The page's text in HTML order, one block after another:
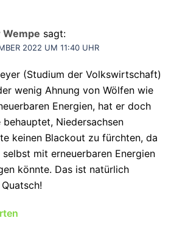
Wempe sagt:
2022 UM 11:40 UHR
(Studium der Volkswirtschaft)
wenig Ahnung von Wölfen wie
Energien, hat er doch
behauptet, Niedersachsen
keinen Blackout zu fürchten, da
selbst mit erneuerbaren Energien
könnte. Das ist natürlich